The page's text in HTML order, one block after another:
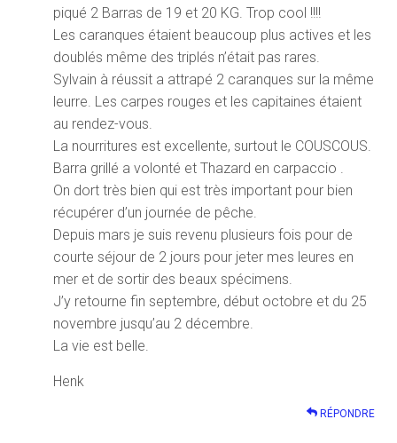
piqué 2 Barras de 19 et 20 KG. Trop cool !!!!
Les caranques étaient beaucoup plus actives et les
doublés même des triplés n’était pas rares.
Sylvain à réussit a attrapé 2 caranques sur la même
leurre. Les carpes rouges et les capitaines étaient
au rendez-vous.
La nourritures est excellente, surtout le COUSCOUS.
Barra grillé a volonté et Thazard en carpaccio .
On dort très bien qui est très important pour bien
récupérer d’un journée de pêche.
Depuis mars je suis revenu plusieurs fois pour de
courte séjour de 2 jours pour jeter mes leures en
mer et de sortir des beaux spécimens.
J’y retourne fin septembre, début octobre et du 25
novembre jusqu’au 2 décembre.
La vie est belle.
Henk
RÉPONDRE